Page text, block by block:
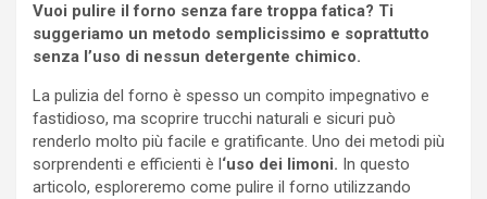
Vuoi pulire il forno senza fare troppa fatica? Ti
suggeriamo un metodo semplicissimo e soprattutto
senza l’uso di nessun detergente chimico.
La pulizia del forno è spesso un compito impegnativo e
fastidioso, ma scoprire trucchi naturali e sicuri può
renderlo molto più facile e gratificante. Uno dei metodi più
sorprendenti e efficienti è l ‘uso dei limoni. In questo
articolo, esploreremo come pulire il forno utilizzando